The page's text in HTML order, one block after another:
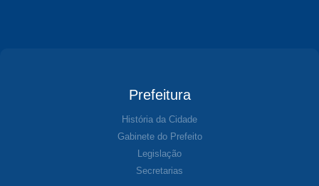
Prefeitura
História da Cidade
Gabinete do Prefeito
Legislação
Secretarias